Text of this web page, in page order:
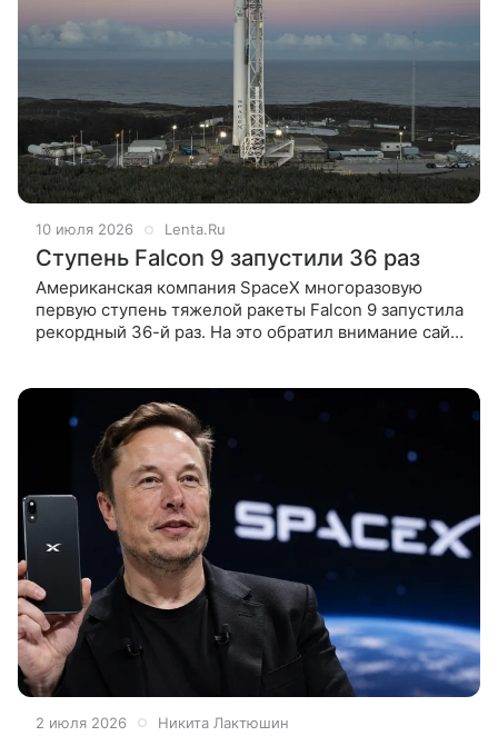
10 июля 2026 Lenta.Ru
Ступень Falcon 9 запустили 36 раз
Американская компания SpaceX многоразовую
первую ступень тяжелой ракеты Falcon 9 запустила
рекордный 36-й раз. На это обратил внимание сайт
2 июля 2026 Никита Лактюшин